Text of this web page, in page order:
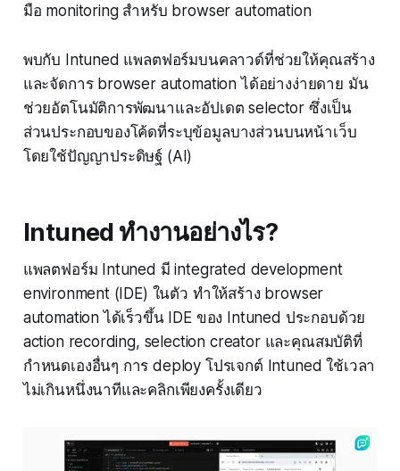
มือ monitoring สำหรับ browser automation
พบกับ Intuned แพลตฟอร์มบนคลาวด์ที่ช่วยให้คุณสร้าง
และจัดการ browser automation ได้อย่างง่ายดาย มัน
ช่วยอัตโนมัติการพัฒนาและอัปเดต selector ซึ่งเป็น
ส่วนประกอบของโค้ดที่ระบุข้อมูลบางส่วนบนหน้าเว็บ
โดยใช้ปัญญาประดิษฐ์ (AI)
Intuned ทำงานอย่างไร?
แพลตฟอร์ม Intuned มี integrated development
environment (IDE) ในตัว ทำให้สร้าง browser
automation ได้เร็วขึ้น IDE ของ Intuned ประกอบด้วย
action recording, selection creator และคุณสมบัติที่
กำหนดเองอื่นๆ การ deploy โปรเจกต์ Intuned ใช้เวลา
ไม่เกินหนึ่งนาทีและคลิกเพียงครั้งเดียว